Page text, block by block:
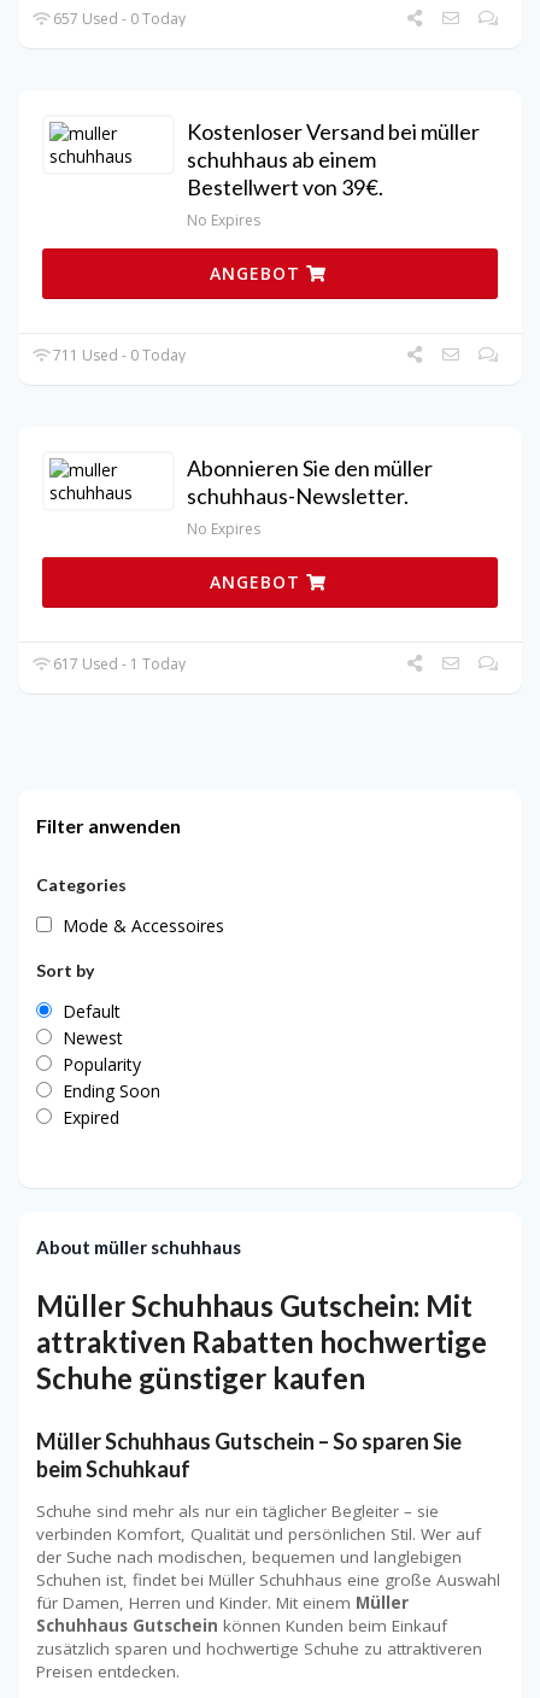
657 Used - 0 Today
Kostenloser Versand bei müller
schuhhaus ab einem
Bestellwert von 39€.
No Expires
ANGEBOT
711 Used - 0 Today
Abonnieren Sie den müller
schuhhaus-Newsletter.
No Expires
ANGEBOT
617 Used - 1 Today
Filter anwenden
Categories
Mode & Accessoires
Sort by
Default
Newest
Popularity
Ending Soon
Expired
About müller schuhhaus
Müller Schuhhaus Gutschein: Mit
attraktiven Rabatten hochwertige
Schuhe günstiger kaufen
Müller Schuhhaus Gutschein – So sparen Sie
beim Schuhkauf
Schuhe sind mehr als nur ein täglicher Begleiter – sie
verbinden Komfort, Qualität und persönlichen Stil. Wer auf
der Suche nach modischen, bequemen und langlebigen
Schuhen ist, findet bei Müller Schuhhaus eine große Auswahl
für Damen, Herren und Kinder. Mit einem Müller
Schuhhaus Gutschein können Kunden beim Einkauf
zusätzlich sparen und hochwertige Schuhe zu attraktiveren
Preisen entdecken.